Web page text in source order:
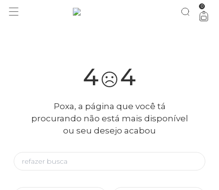
você merece 30% OFF pra comemorar com a gente aproveita! 0
4 4
Poxa, a página que você tá
procurando não está mais disponível
ou seu desejo acabou